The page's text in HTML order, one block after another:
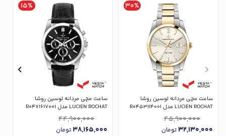
ساعت مچی مردانه لوسین روشا
LUCIEN ROCHAT مدل R0453114001
30%
45,900,000
32,130,000تومان
ساعت مچی مردانه لوسین روشا
LUCIEN ROCHAT مدل R0471617001
15%
44,900,000
38,165,000تومان